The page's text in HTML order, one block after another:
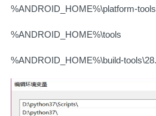
%ANDROID_HOME%\platform-tools
%ANDROID_HOME%\tools
%ANDROID_HOME%\build-